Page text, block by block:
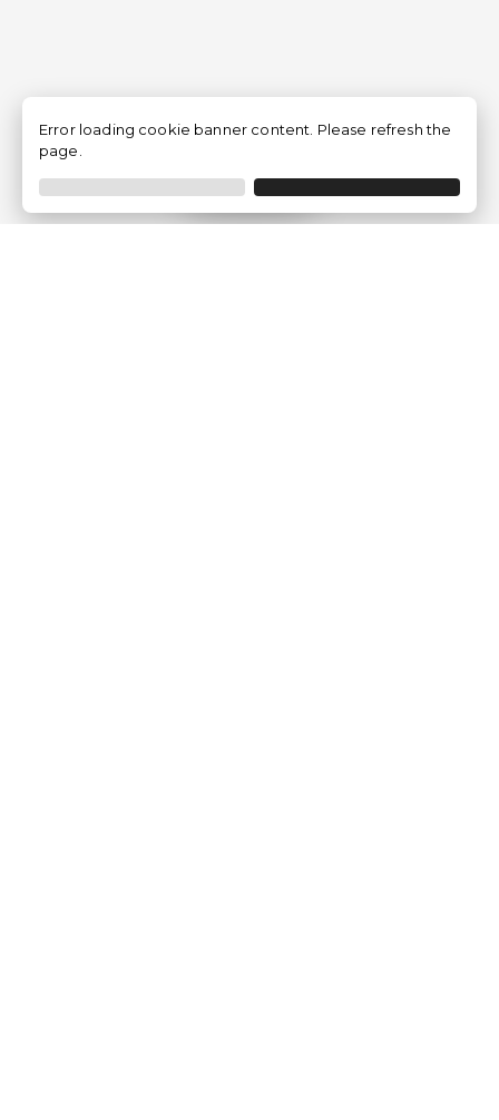
Filtrar
Error loading cookie banner content. Please refresh the
page.